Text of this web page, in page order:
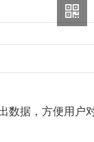
数据，方便用户